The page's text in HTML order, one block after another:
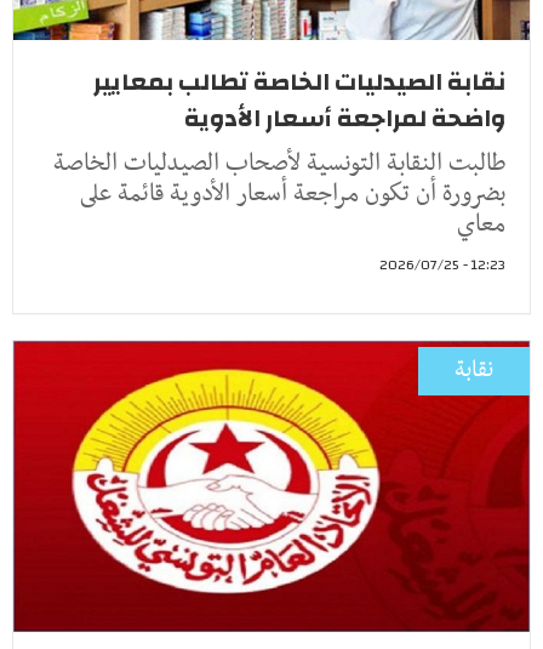
نقابة الصيدليات الخاصة تطالب بمعايير
واضحة لمراجعة أسعار الأدوية
طالبت النقابة التونسية لأصحاب الصيدليات الخاصة
بضرورة أن تكون مراجعة أسعار الأدوية قائمة على
معاي
12:23 - 2026/07/25
نقابة